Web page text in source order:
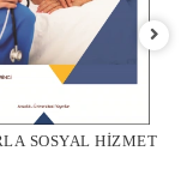
SOSYAL HİZMET